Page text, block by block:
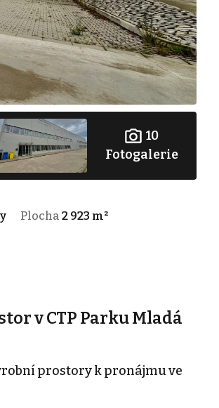
10
Fotogalerie
Plocha 2 923 m²
v CTP Parku Mladá
prostory k pronájmu ve